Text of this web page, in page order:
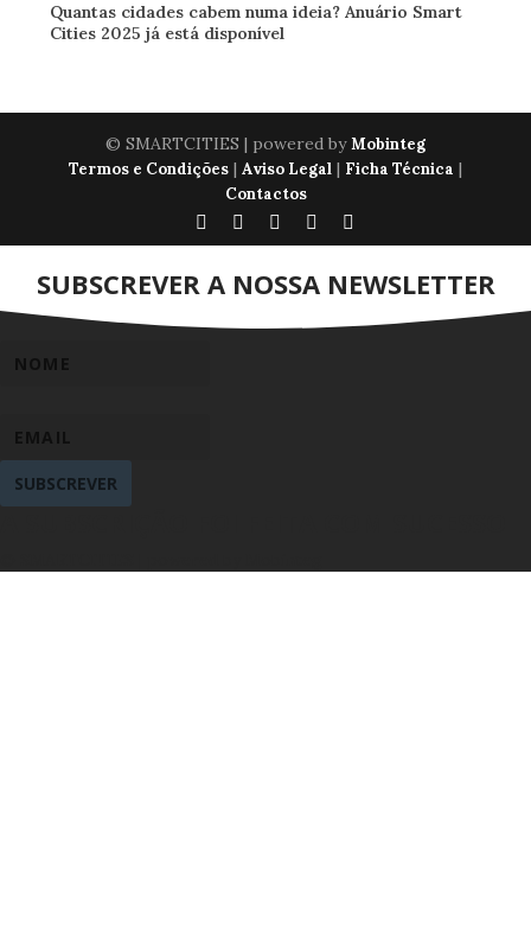
Quantas cidades cabem numa ideia? Anuário Smart
Cities 2025 já está disponível
© SMARTCITIES | powered byMobinteg
Termos e Condições | Aviso Legal | Ficha Técnica |
Contactos
SUBSCREVER A NOSSA NEWSLETTER
SUBSCREVER